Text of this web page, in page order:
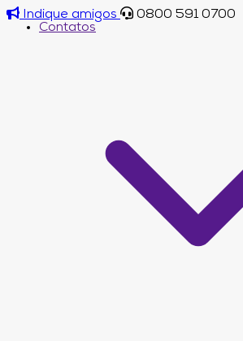
Indique amigos
0800 591 0700
Contatos